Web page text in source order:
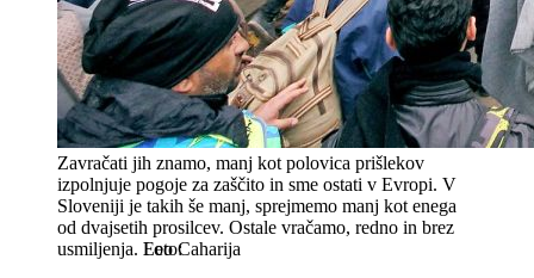
Zavračati jih znamo, manj kot polovica prišlekov
izpolnjuje pogoje za zaščito in sme ostati v Evropi. V
Sloveniji je takih še manj, sprejmemo manj kot enega
od dvajsetih prosilcev. Ostale vračamo, redno in brez
usmiljenja. Leo Caharija